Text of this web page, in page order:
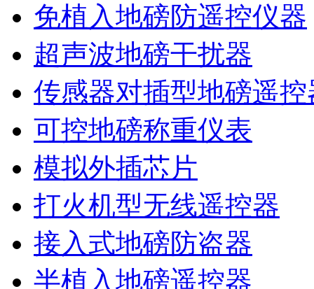
免植入地磅防遥控仪器
超声波地磅干扰器
传感器对插型地磅遥控
可控地磅称重仪表
模拟外插芯片
打火机型无线遥控器
接入式地磅防盗器
半植入地磅遥控器